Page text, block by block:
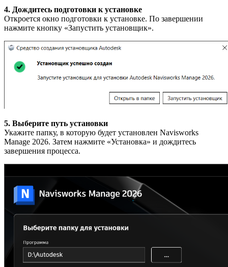
4. Дождитесь подготовки к установке
Откроется окно подготовки к установке. По завершении
нажмите кнопку «Запустить установщик».
5. Выберите путь установки
Укажите папку, в которую будет установлен Navisworks
Manage 2026. Затем нажмите «Установка» и дождитесь
завершения процесса.